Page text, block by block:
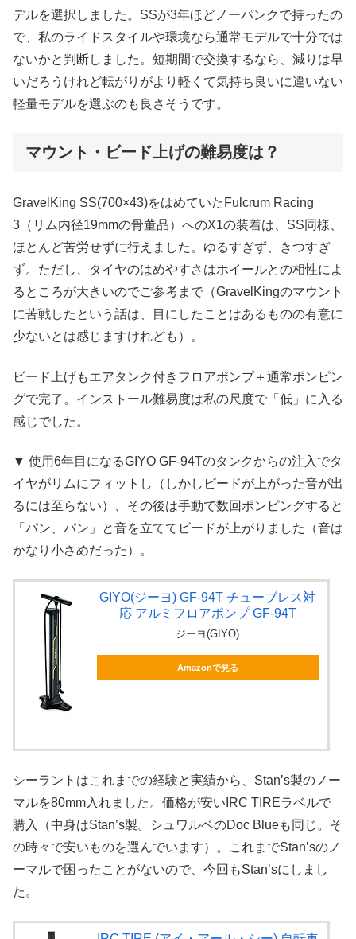
デルを選択しました。SSが3年ほどノーパンクで持ったの
で、私のライドスタイルや環境なら通常モデルで十分では
ないかと判断しました。短期間で交換するなら、減りは早
いだろうけれど転がりがより軽くて気持ち良いに違いない
軽量モデルを選ぶのも良さそうです。
マウント・ビード上げの難易度は？
GravelKing SS(700×43)をはめていたFulcrum Racing
3（リム内径19mmの骨董品）へのX1の装着は、SS同様、
ほとんど苦労せずに行えました。ゆるすぎず、きつすぎ
ず。ただし、タイヤのはめやすさはホイールとの相性によ
るところが大きいのでご参考まで（GravelKingのマウント
に苦戦したという話は、目にしたことはあるものの有意に
少ないとは感じますけれども）。
ビード上げもエアタンク付きフロアポンプ＋通常ポンピン
グで完了。インストール難易度は私の尺度で「低」に入る
感じでした。
▼ 使用6年目になるGIYO GF-94Tのタンクからの注入でタ
イヤがリムにフィットし（しかしビードが上がった音が出
るには至らない）、その後は手動で数回ポンピングすると
「パン、パン」と音を立ててビードが上がりました（音は
かなり小さめだった）。
GIYO(ジーヨ) GF-94T チューブレス対
応 アルミフロアポンプ GF-94T
ジーヨ(GIYO)
Amazonで見る
シーラントはこれまでの経験と実績から、Stan’s製のノー
マルを80mm入れました。価格が安いIRC TIREラベルで
購入（中身はStan’s製。シュワルベのDoc Blueも同じ。そ
の時々で安いものを選んでいます）。これまでStan’sのノ
ーマルで困ったことがないので、今回もStan’sにしまし
た。